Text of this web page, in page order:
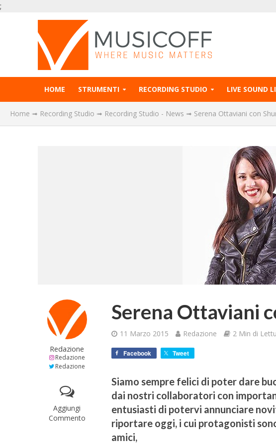
;
HOME STRUMENTI RECORDING STUDIO LIVE SOUND
Home ➟ Recording Studio ➟ Recording Studio - News ➟ Serena Ottaviani con
Redazione
Redazione
Redazione
Aggiungi
Commento
Serena Ottaviani
11 Marzo 2015 Redazione 2 Min di
Facebook Tweet
Siamo sempre felici di poter dare
dai nostri collaboratori con
entusiasti di potervi annunciare
riportare oggi, i cui protagonisti
amici,